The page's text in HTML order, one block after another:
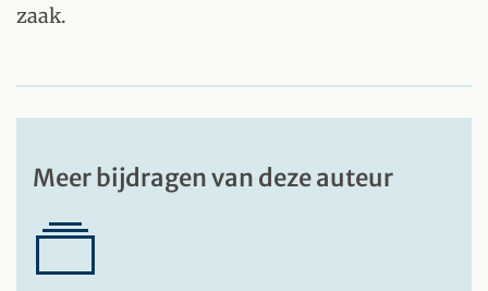
zaak.
Meer bijdragen van deze auteur